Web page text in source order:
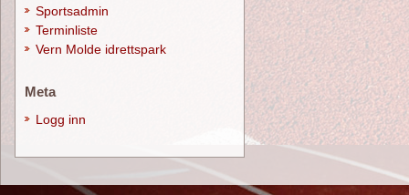
Sportsadmin
Terminliste
Vern Molde idrettspark
Meta
Logg inn